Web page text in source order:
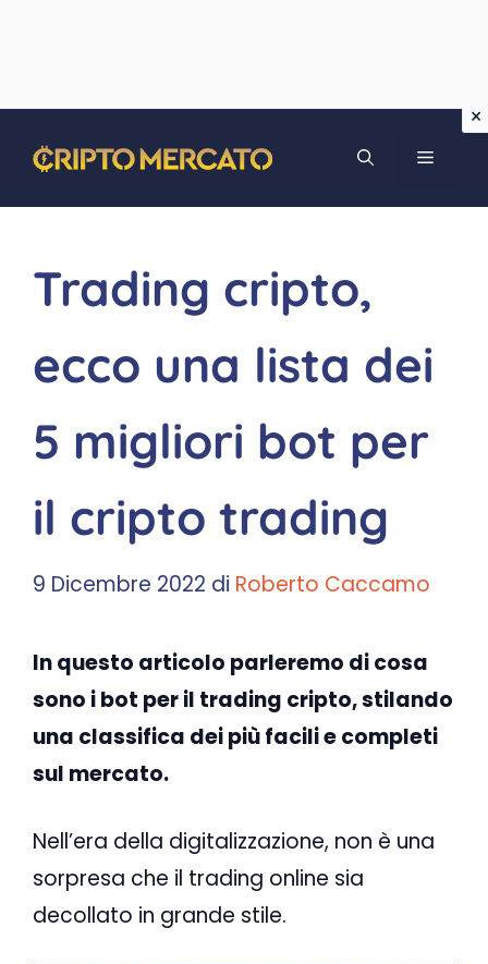
contenuto
MENU
Trading cripto,
ecco una lista dei
5 migliori bot per
il cripto trading
9 Dicembre 2022 di Roberto Caccamo
In questo articolo parleremo di cosa
sono i bot per il trading cripto, stilando
una classifica dei più facili e completi
sul mercato.
Nell’era della digitalizzazione, non è una
sorpresa che il trading online sia
decollato in grande stile.